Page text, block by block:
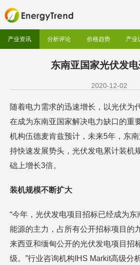
产业资讯 分析评论 价格趋势 产业
东南亚国家光伏发
2020-12-02
随着电力需求的迅速增长，以光伏为
在成为东南亚国家解决电力缺口的重
机构伍德麦肯兹预计，未来5年，东
持快速发展势头，光伏发电累计装机
础上增长3倍。
装机规模不断扩大
“今年，光伏发电项目招标已经成为
能源的主力，占所有公开招标项目的
来西亚和缅甸公开的光伏发电项目招
级。”行业咨询机构IHS Markit高级分